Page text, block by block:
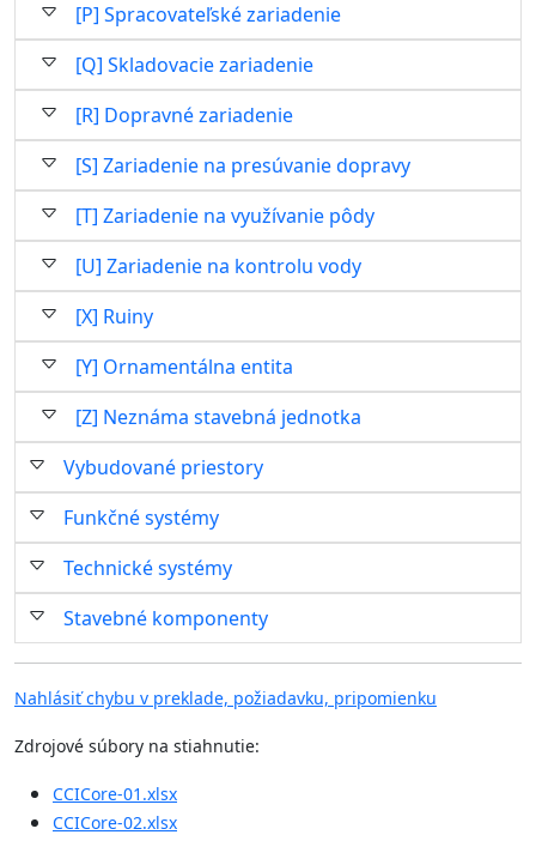
[P] Spracovateľské zariadenie
[Q] Skladovacie zariadenie
[R] Dopravné zariadenie
[S] Zariadenie na presúvanie dopravy
[T] Zariadenie na využívanie pôdy
[U] Zariadenie na kontrolu vody
[X] Ruiny
[Y] Ornamentálna entita
[Z] Neznáma stavebná jednotka
Vybudované priestory
Funkčné systémy
Technické systémy
Stavebné komponenty
Nahlásiť chybu v preklade, požiadavku, pripomienku
Zdrojové súbory na stiahnutie:
CCICore-01.xlsx
CCICore-02.xlsx